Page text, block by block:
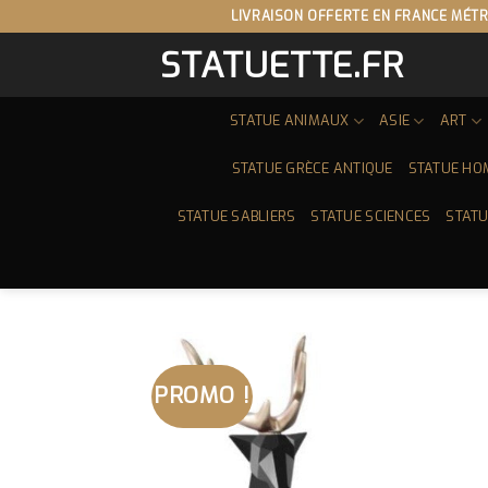
to
LIVRAISON OFFERTE EN FRANCE
STATUETTE.FR
STATUE ANIMAUX ASIE ART
STATUE GRÈCE ANTIQUE STATUE
STATUE SABLIERS STATUE SCIENCES
PROMO !